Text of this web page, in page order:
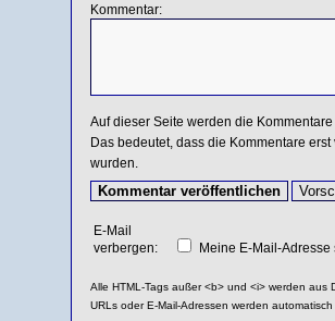
Kommentar:
Auf dieser Seite werden die Kommentare
Das bedeutet, dass die Kommentare
wurden.
E-Mail
verbergen:
Meine E-Mail-Adresse
Alle HTML-Tags außer <b> und <i> werden aus
URLs oder E-Mail-Adressen werden automatisch